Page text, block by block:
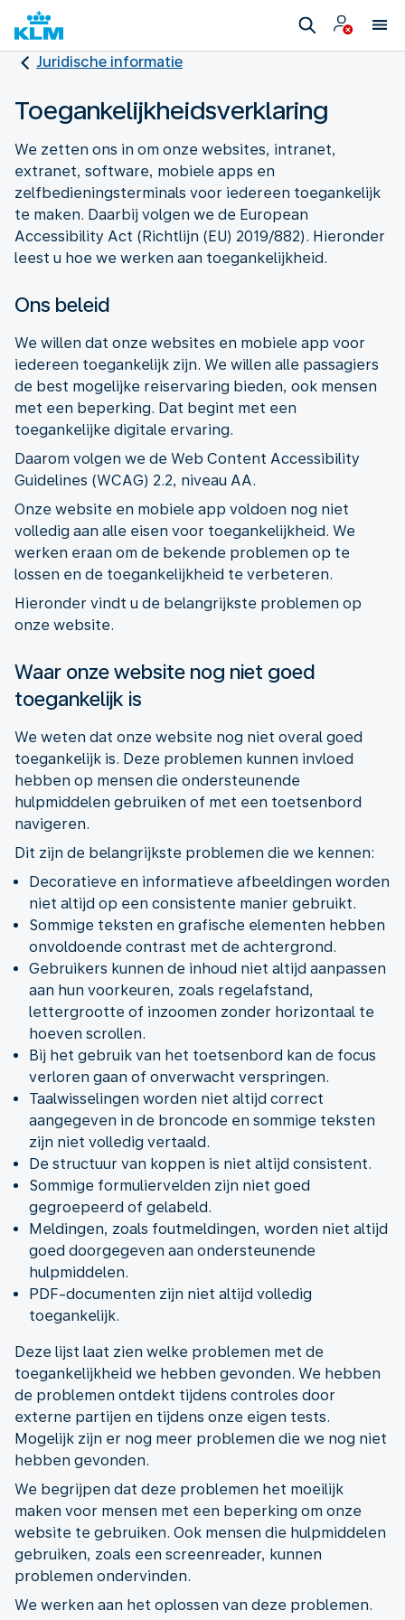
Juridische informatie
Toegankelijkheidsverklaring
We zetten ons in om onze websites, intranet,
extranet, software, mobiele apps en
zelfbedieningsterminals voor iedereen toegankelijk
te maken. Daarbij volgen we de European
Accessibility Act (Richtlijn (EU) 2019/882). Hieronder
leest u hoe we werken aan toegankelijkheid.
Ons beleid
We willen dat onze websites en mobiele app voor
iedereen toegankelijk zijn. We willen alle passagiers
de best mogelijke reiservaring bieden, ook mensen
met een beperking. Dat begint met een
toegankelijke digitale ervaring.
Daarom volgen we de Web Content Accessibility
Guidelines (WCAG) 2.2, niveau AA.
Onze website en mobiele app voldoen nog niet
volledig aan alle eisen voor toegankelijkheid. We
werken eraan om de bekende problemen op te
lossen en de toegankelijkheid te verbeteren.
Hieronder vindt u de belangrijkste problemen op
onze website.
Waar onze website nog niet goed
toegankelijk is
We weten dat onze website nog niet overal goed
toegankelijk is. Deze problemen kunnen invloed
hebben op mensen die ondersteunende
hulpmiddelen gebruiken of met een toetsenbord
navigeren.
Dit zijn de belangrijkste problemen die we kennen:
Decoratieve en informatieve afbeeldingen worden
niet altijd op een consistente manier gebruikt.
Sommige teksten en grafische elementen hebben
onvoldoende contrast met de achtergrond.
Gebruikers kunnen de inhoud niet altijd aanpassen
aan hun voorkeuren, zoals regelafstand,
lettergrootte of inzoomen zonder horizontaal te
hoeven scrollen.
Bij het gebruik van het toetsenbord kan de focus
verloren gaan of onverwacht verspringen.
Taalwisselingen worden niet altijd correct
aangegeven in de broncode en sommige teksten
zijn niet volledig vertaald.
De structuur van koppen is niet altijd consistent.
Sommige formuliervelden zijn niet goed
gegroepeerd of gelabeld.
Meldingen, zoals foutmeldingen, worden niet altijd
goed doorgegeven aan ondersteunende
hulpmiddelen.
PDF-documenten zijn niet altijd volledig
toegankelijk.
Deze lijst laat zien welke problemen met de
toegankelijkheid we hebben gevonden. We hebben
de problemen ontdekt tijdens controles door
externe partijen en tijdens onze eigen tests.
Mogelijk zijn er nog meer problemen die we nog niet
hebben gevonden.
We begrijpen dat deze problemen het moeilijk
maken voor mensen met een beperking om onze
website te gebruiken. Ook mensen die hulpmiddelen
gebruiken, zoals een screenreader, kunnen
problemen ondervinden.
We werken aan het oplossen van deze problemen.